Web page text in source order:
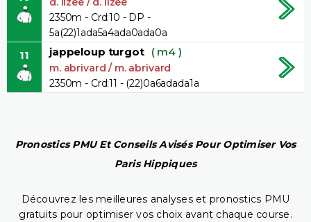
2350m - Crd:10 - DP -
5a(22)1ada5a4ada0ada0a
11 jappeloup turgot ( m4 )
m. abrivard / m. abrivard
2350m - Crd:11 - (22)0a6adada1a
Pronostics PMU Et Conseils Avisés Pour Optimiser Vos
Paris Hippiques
Découvrez les meilleures analyses et pronostics PMU
gratuits pour optimiser vos choix avant chaque course.